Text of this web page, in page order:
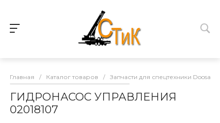
Главная / Каталог товаров / Запчасти для спецтехники Doosan
ГИДРОНАСОС УПРАВЛЕНИЯ
02018107